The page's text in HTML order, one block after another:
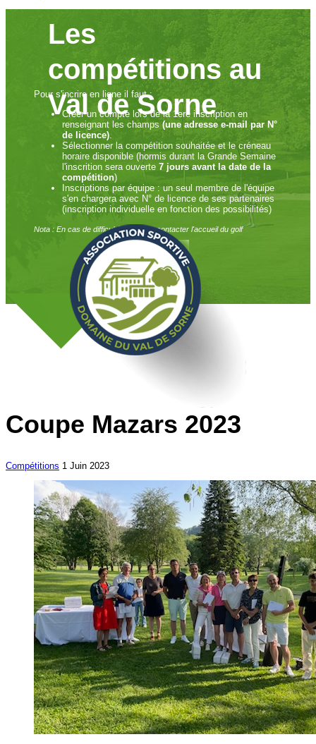
Les
compétitions au
Val de Sorne
Pour s'incrire en ligne il faut :
Créer un compte lors de la 1ere inscription en
renseignant les champs (une adresse e-mail par N°
de licence).
Sélectionner la compétition souhaitée et le créneau
horaire disponible (hormis durant la Grande Semaine
l'inscrition sera ouverte 7 jours avant la date de la
compétition)
Inscriptions par équipe : un seul membre de l'équipe
s'en chargera avec N° de licence de ses partenaires
(inscription individuelle en fonction des possibilités)
Nota : En cas de difficulté, merci de contacter l'accueil du golf
Coupe Mazars 2023
Compétitions 1 Juin 2023